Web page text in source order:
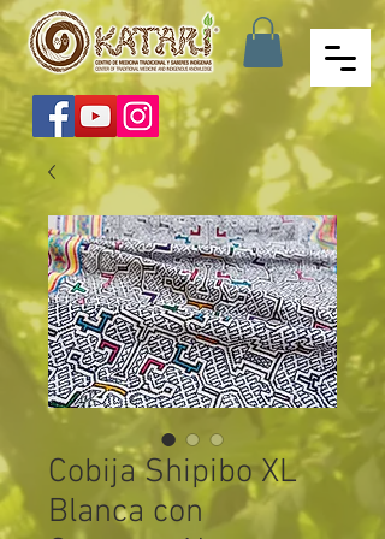
Cobija Shipibo XL
Blanca con